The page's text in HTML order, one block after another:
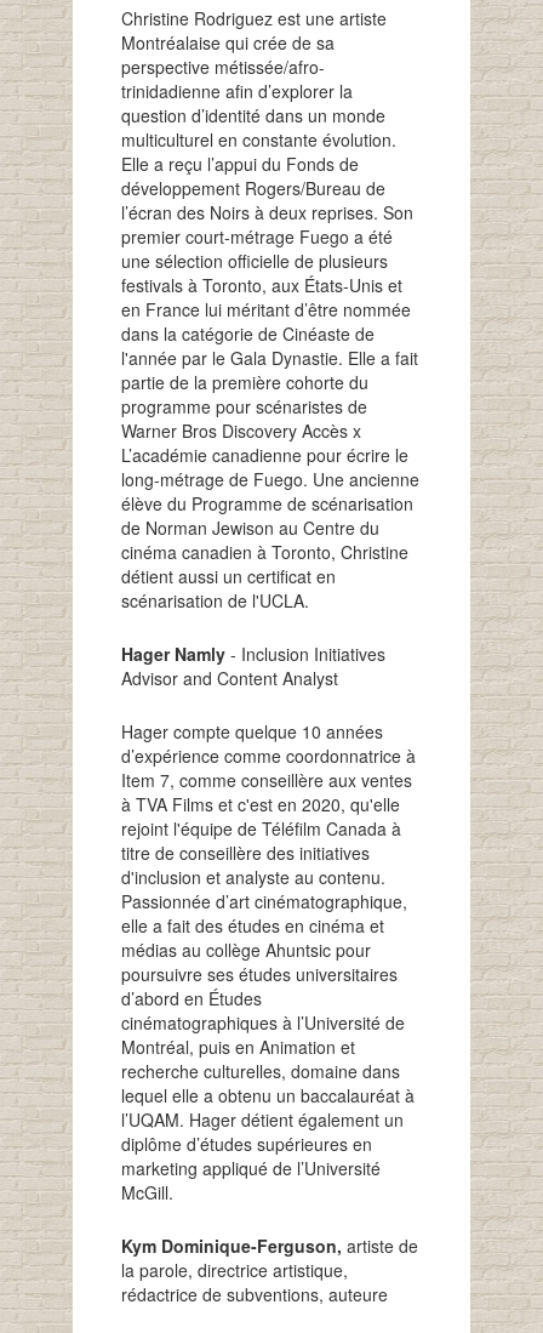
Christine Rodriguez est une artiste
Montréalaise qui crée de sa
perspective métissée/afro-
trinidadienne afin d’explorer la
question d’identité dans un monde
multiculturel en constante évolution.
Elle a reçu l’appui du Fonds de
développement Rogers/Bureau de
l’écran des Noirs à deux reprises. Son
premier court-métrage Fuego a été
une sélection officielle de plusieurs
festivals à Toronto, aux États-Unis et
en France lui méritant d’être nommée
dans la catégorie de Cinéaste de
l'année par le Gala Dynastie. Elle a fait
partie de la première cohorte du
programme pour scénaristes de
Warner Bros Discovery Accès x
L’académie canadienne pour écrire le
long-métrage de Fuego. Une ancienne
élève du Programme de scénarisation
de Norman Jewison au Centre du
cinéma canadien à Toronto, Christine
détient aussi un certificat en
scénarisation de l'UCLA.
Hager Namly- Inclusion Initiatives
Advisor and Content Analyst
Hager compte quelque 10 années
d’expérience comme coordonnatrice à
Item 7, comme conseillère aux ventes
à TVA Films et c'est en 2020, qu'elle
rejoint l'équipe de Téléfilm Canada à
titre de conseillère des initiatives
d'inclusion et analyste au contenu.
Passionnée d’art cinématographique,
elle a fait des études en cinéma et
médias au collège Ahuntsic pour
poursuivre ses études universitaires
d’abord en Études
cinématographiques à l’Université de
Montréal, puis en Animation et
recherche culturelles, domaine dans
lequel elle a obtenu un baccalauréat à
l’UQAM. Hager détient également un
diplôme d’études supérieures en
marketing appliqué de l’Université
McGill.
Kym Dominique-Ferguson, artiste de
la parole, directrice artistique,
rédactrice de subventions, auteure